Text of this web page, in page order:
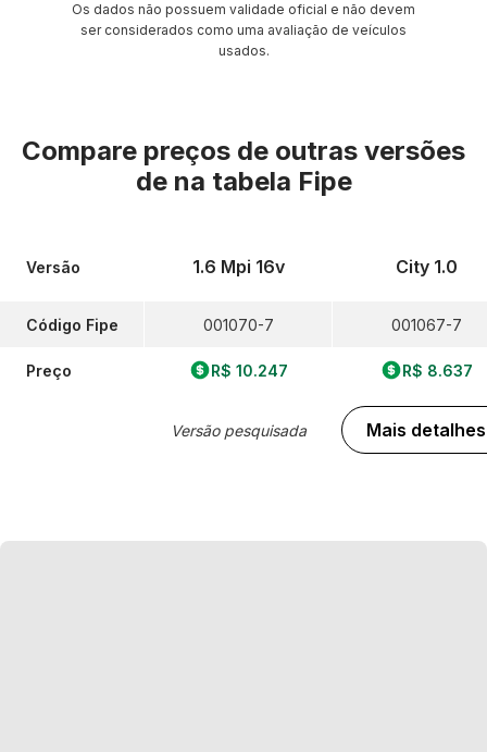
Os dados não possuem validade oficial e não devem
ser considerados como uma avaliação de veículos
usados.
Compare preços de outras versões
de na tabela Fipe
Versão
Código Fipe
Preço
1.6 Mpi 16v
001070-7
R$ 10.247
Versão pesquisada
City 1.0
001067-7
R$ 8.637
Mais detalhes